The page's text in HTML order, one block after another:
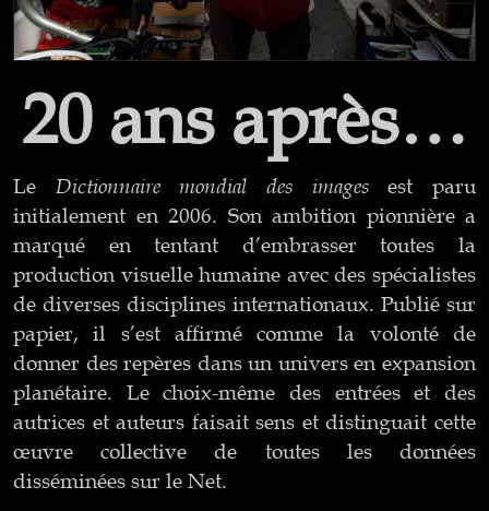
20 ans après…
Le Dictionnaire mondial des imagesest paru
initialement en 2006. Son ambition pionnière a
marqué en tentant d’embrasser toutes la
production visuelle humaine avec des spécialistes
de diverses disciplines internationaux. Publié sur
papier, il s’est affirmé comme la volonté de
donner des repères dans un univers en expansion
planétaire. Le choix-même des entrées et des
autrices et auteurs faisait sens et distinguait cette
œuvre collective de toutes les données
disséminées sur le Net.